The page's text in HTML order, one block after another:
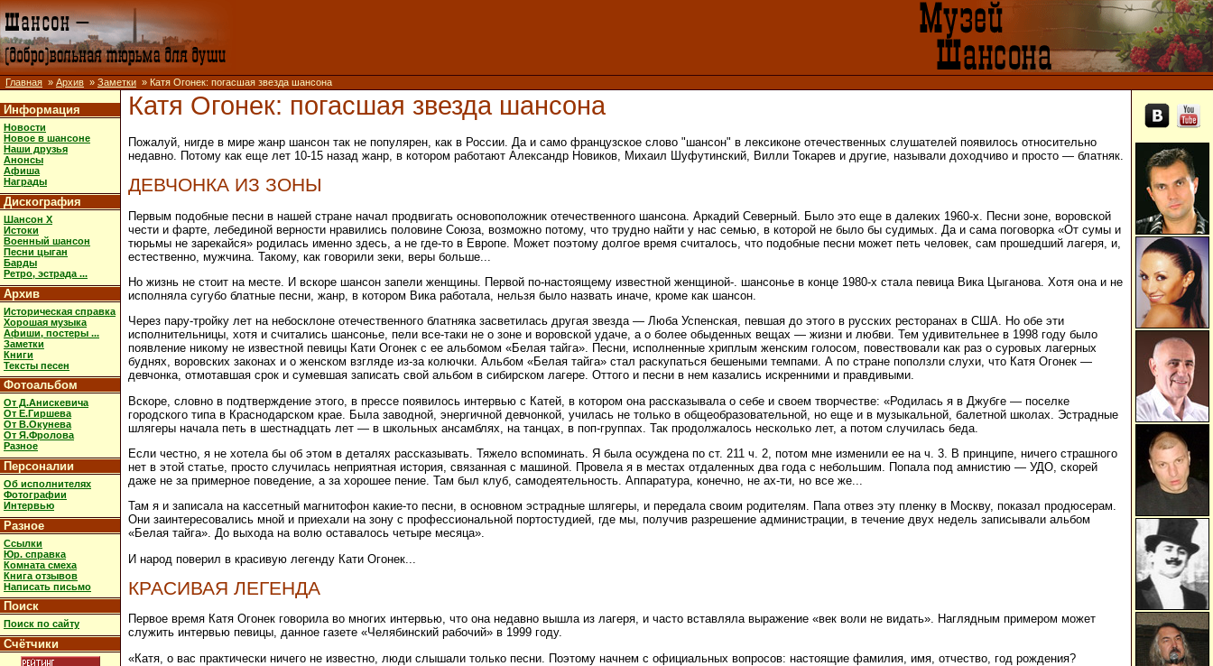
Главная » Архив » Заметки » Катя Огонек: погасшая звезда шансона
Информация
Новости
Новое в шансоне
Наши друзья
Анонсы
Афиша
Награды
Дискография
Шансон X
Истоки
Военный шансон
Песни цыган
Барды
Ретро, эстрада ...
Архив
Историческая справка
Хорошая музыка
Афиши, постеры ...
Заметки
Книги
Тексты песен
Фотоальбом
От Д.Анискевича
От Е.Гиршева
От В.Окунева
От Я.Фролова
Разное
Персоналии
Об исполнителях
Фотографии
Интервью
Разное
Ссылки
Юр. справка
Комната смеха
Книга отзывов
Написать письмо
Поиск
Поиск по сайту
Счётчики
Катя Огонек: погасшая звезда шансона
Пожалуй, нигде в мире жанр шансон так не популярен, как в России. Да и само французское слово "шансон" в лексиконе отечественных слушателей появилось относительно
недавно. Потому как еще лет 10-15 назад жанр, в котором работают Александр Новиков, Михаил Шуфутинский, Вилли Токарев и другие, называли доходчиво и просто — блатняк.
ДЕВЧОНКА ИЗ ЗОНЫ
Первым подобные песни в нашей стране начал продвигать основоположник отечественного шансона. Аркадий Северный. Было это еще в далеких 1960-х. Песни зоне, воровской
чести и фарте, лебединой верности нравились половине Союза, возможно потому, что трудно найти у нас семью, в которой не было бы судимых. Да и сама поговорка «От сумы и
тюрьмы не зарекайся» родилась именно здесь, а не где-то в Европе. Может поэтому долгое время считалось, что подобные песни может петь человек, сам прошедший лагеря, и,
естественно, мужчина. Такому, как говорили зеки, веры больше...
Но жизнь не стоит на месте. И вскоре шансон запели женщины. Первой по-настоящему известной женщиной-. шансонье в конце 1980-х стала певица Вика Цыганова. Хотя она и не
исполняла сугубо блатные песни, жанр, в котором Вика работала, нельзя было назвать иначе, кроме как шансон.
Через пару-тройку лет на небосклоне отечественного блатняка засветилась другая звезда — Люба Успенская, певшая до этого в русских ресторанах в США. Но обе эти
исполнительницы, хотя и считались шансонье, пели все-таки не о зоне и воровской удаче, а о более обыденных вещах — жизни и любви. Тем удивительнее в 1998 году было
появление никому не известной певицы Кати Огонек с ее альбомом «Белая тайга». Песни, исполненные хриплым женским голосом, повествовали как раз о суровых лагерных
буднях, воровских законах и о женском взгляде из-за колючки. Альбом «Белая тайга» стал раскупаться бешеными темпами. А по стране поползли слухи, что Катя Огонек —
девчонка, отмотавшая срок и сумевшая записать свой альбом в сибирском лагере. Оттого и песни в нем казались искренними и правдивыми.
Вскоре, словно в подтверждение этого, в прессе появилось интервью с Катей, в котором она рассказывала о себе и своем творчестве: «Родилась я в Джубге — поселке
городского типа в Краснодарском крае. Была заводной, энергичной девчонкой, училась не только в общеобразовательной, но еще и в музыкальной, балетной школах. Эстрадные
шлягеры начала петь в шестнадцать лет — в школьных ансамблях, на танцах, в поп-группах. Так продолжалось несколько лет, а потом случилась беда.
Если честно, я не хотела бы об этом в деталях рассказывать. Тяжело вспоминать. Я была осуждена по ст. 211 ч. 2, потом мне изменили ее на ч. 3. В принципе, ничего страшного
нет в этой статье, просто случилась неприятная история, связанная с машиной. Провела я в местах отдаленных два года с небольшим. Попала под амнистию — УДО, скорей
даже не за примерное поведение, а за хорошее пение. Там был клуб, самодеятельность. Аппаратура, конечно, не ах-ти, но все же...
Там я и записала на кассетный магнитофон какие-то песни, в основном эстрадные шлягеры, и передала своим родителям. Папа отвез эту пленку в Москву, показал продюсерам.
Они заинтересовались мной и приехали на зону с профессиональной портостудией, где мы, получив разрешение администрации, в течение двух недель записывали альбом
«Белая тайга». До выхода на волю оставалось четыре месяца».
И народ поверил в красивую легенду Кати Огонек...
КРАСИВАЯ ЛЕГЕНДА
Первое время Катя Огонек говорила во многих интервью, что она недавно вышла из лагеря, и часто вставляла выражение «век воли не видать». Наглядным примером может
служить интервью певицы, данное газете «Челябинский рабочий» в 1999 году.
«Катя, о вас практически ничего не известно, люди слышали только песни. Поэтому начнем с официальных вопросов: настоящие фамилия, имя, отчество, год рождения?